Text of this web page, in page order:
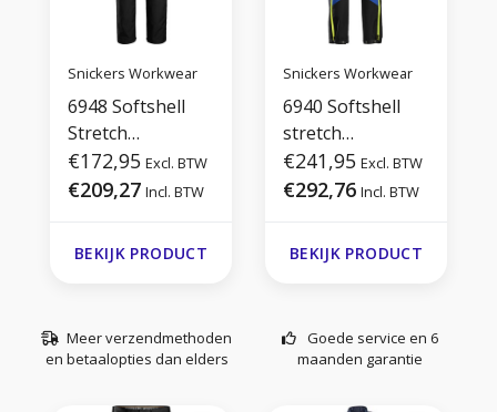
Snickers Workwear
6948 Softshell
Stretch
Werkbroek
€172,95 Excl. BTW
€209,27 Incl. BTW
BEKIJK PRODUCT
Snickers Workwear
6940 Softshell
stretch
Werkbroek+ met
Holsterzakken
€241,95 Excl. BTW
€292,76 Incl. BTW
BEKIJK PRODUCT
Meer verzendmethoden
en betaalopties dan elders
Goede service en 6
maanden garantie